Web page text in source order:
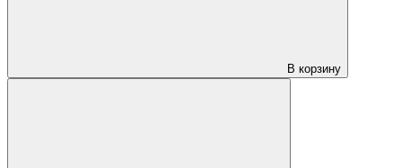
В корзину